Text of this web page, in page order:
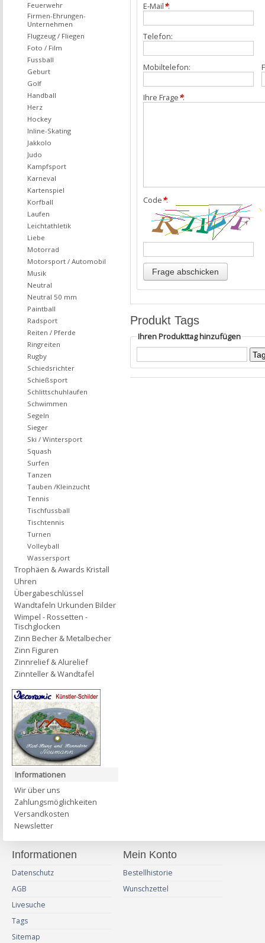
E-Mail*:
Telefon:
Mobiltelefon:
Ihre Frage*:
Code*:
Produkt Tags
Ihren Produkttag hinzufügen
Feuerwehr
Firmen-Ehrungen-
Unternehmen
Flugzeug / Fliegen
Foto / Film
Fussball
Geburt
Golf
Handball
Herz
Hockey
Inline-Skating
Jakkolo
Judo
Kampfsport
Karneval
Kartenspiel
Korfball
Laufen
Leichtathletik
Liebe
Motorrad
Motorsport / Automobil
Musik
Neutral
Neutral 50 mm
Paintball
Radsport
Reiten / Pferde
Ringreiten
Rugby
Schiedsrichter
Schießsport
Schlittschuhlaufen
Schwimmen
Segeln
Sieger
Ski / Wintersport
Squash
Surfen
Tanzen
Tauben /Kleinzucht
Tennis
Tischfussball
Tischtennis
Turnen
Volleyball
Wassersport
Trophäen & Awards Kristall
Uhren
Übergabeschlüssel
Wandtafeln Urkunden Bilder
Wimpel - Rossetten -
Tischglocken
Zinn Becher & Metalbecher
Zinn Figuren
Zinnrelief & Alurelief
Zinnteller & Wandtafel
Informationen
Wir über uns
Zahlungsmöglichkeiten
Versandkosten
Newsletter
Informationen
Datenschutz
AGB
Livesuche
Tags
Sitemap
Mein Konto
Bestellhistorie
Wunschzettel